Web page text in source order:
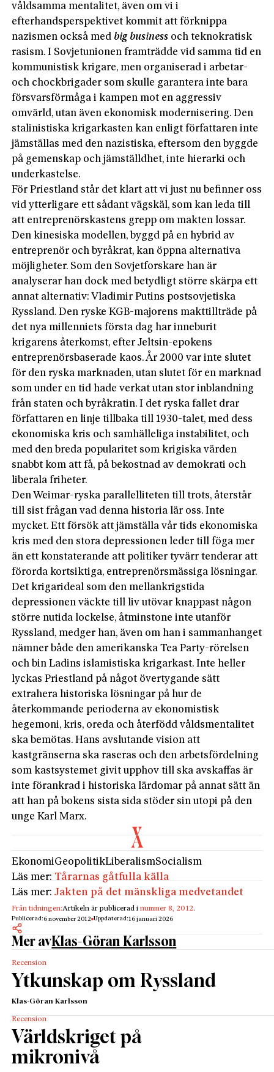
våldsamma mentalitet, även om vi i
efterhandsperspektivet kommit att förknippa
nazismen också med big business och teknokratisk
rasism. I Sovjetunionen framträdde vid samma tid en
kommunistisk krigare, men organiserad i arbetar-
och chockbrigader som skulle garantera inte bara
försvarsförmåga i kampen mot en aggressiv
omvärld, utan även ekonomisk modernisering. Den
stalinistiska krigarkasten kan enligt författaren inte
jämställas med den nazistiska, eftersom den byggde
på gemenskap och jämställdhet, inte hierarki och
underkastelse.
För Priestland står det klart att vi just nu befinner oss
vid ytterligare ett sådant vägskäl, som kan leda till
att entreprenörskastens grepp om makten lossar.
Den kinesiska modellen, byggd på en hybrid av
entreprenör och byråkrat, kan öppna alternativa
möjligheter. Som den Sovjetforskare han är
analyserar han dock med betydligt större skärpa ett
annat alternativ: Vladimir Putins postsovjetiska
Ryssland. Den ryske KGB-majorens makttillträde på
det nya millenniets första dag har inneburit
krigarens återkomst, efter Jeltsin-epokens
entreprenörsbaserade kaos. År 2000 var inte slutet
för den ryska marknaden, utan slutet för en marknad
som under en tid hade verkat utan stor inblandning
från staten och byråkratin. I det ryska fallet drar
författaren en linje tillbaka till 1930-talet, med dess
ekonomiska kris och samhälleliga instabilitet, och
med den breda popularitet som krigiska värden
snabbt kom att få, på bekostnad av demokrati och
liberala friheter.
Den Weimar-ryska parallelliteten till trots, återstår
till sist frågan vad denna historia lär oss. Inte
mycket. Ett försök att jämställa vår tids ekonomiska
kris med den stora depressionen leder till föga mer
än ett konstaterande att politiker tyvärr tenderar att
förorda kortsiktiga, entreprenörsmässiga lösningar.
Det krigarideal som den mellankrigstida
depressionen väckte till liv utövar knappast någon
större nutida lockelse, åtminstone inte utanför
Ryssland, medger han, även om han i sammanhanget
nämner både den amerikanska Tea Party-rörelsen
och bin Ladins islamistiska krigarkast. Inte heller
lyckas Priestland på något övertygande sätt
extrahera historiska lösningar på hur de
återkommande perioderna av ekonomistisk
hegemoni, kris, oreda och återfödd våldsmentalitet
ska bemötas. Hans avslutande vision att
kastgränserna ska raseras och den arbetsfördelning
som kastsystemet givit upphov till ska avskaffas är
inte förankrad i historiska lärdomar på annat sätt än
att han på bokens sista sida stöder sin utopi på den
unge Karl Marx.
EkonomiGeopolitikLiberalismSocialism
Läs mer:Tårarnas gåtfulla källa
Läs mer:Jakten på det mänskliga medvetandet
Från tidningen:Artikeln är publicerad inummer 8, 2012.
Publicerad:6 november 2012 Uppdaterad:16 januari 2026
Mer avKlas-Göran Karlsson
Recension
Ytkunskap om Ryssland
Klas-Göran Karlsson
Recension
Världskriget på
mikronivå